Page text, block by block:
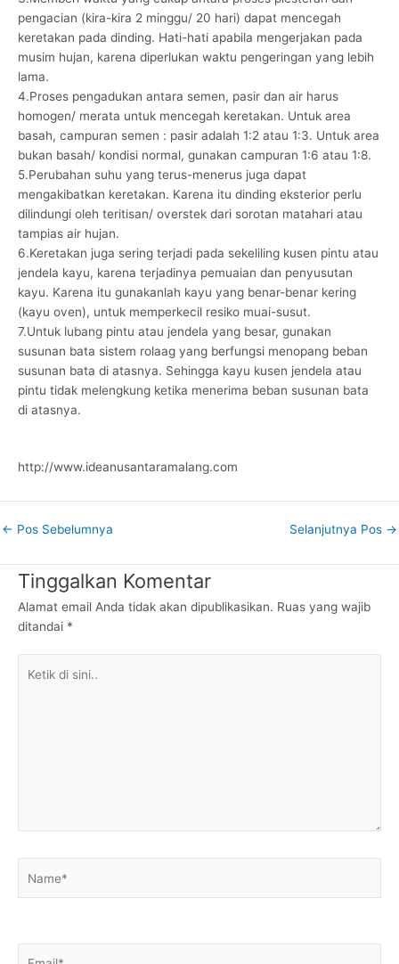
pengacian (kira-kira 2 minggu/ 20 hari) dapat mencegah
keretakan pada dinding. Hati-hati apabila mengerjakan pada
musim hujan, karena diperlukan waktu pengeringan yang lebih
lama.
4.Proses pengadukan antara semen, pasir dan air harus
homogen/ merata untuk mencegah keretakan. Untuk area
basah, campuran semen : pasir adalah 1:2 atau 1:3. Untuk area
bukan basah/ kondisi normal, gunakan campuran 1:6 atau 1:8.
5.Perubahan suhu yang terus-menerus juga dapat
mengakibatkan keretakan. Karena itu dinding eksterior perlu
dilindungi oleh teritisan/ overstek dari sorotan matahari atau
tampias air hujan.
6.Keretakan juga sering terjadi pada sekeliling kusen pintu atau
jendela kayu, karena terjadinya pemuaian dan penyusutan
kayu. Karena itu gunakanlah kayu yang benar-benar kering
(kayu oven), untuk memperkecil resiko muai-susut.
7.Untuk lubang pintu atau jendela yang besar, gunakan
susunan bata sistem rolaag yang berfungsi menopang beban
susunan bata di atasnya. Sehingga kayu kusen jendela atau
pintu tidak melengkung ketika menerima beban susunan bata
di atasnya.
http://www.ideanusantaramalang.com
← Pos Sebelumnya Selanjutnya Pos →
Tinggalkan Komentar
Alamat email Anda tidak akan dipublikasikan. Ruas yang wajib
ditandai *